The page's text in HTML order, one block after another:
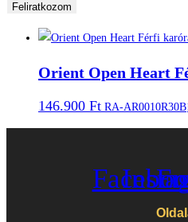
Feliratkozom
Orient Open Heart
146.900 Ft RA-AR0010R30B